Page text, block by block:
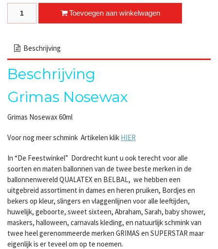
Grimas Nosewax quantityToevoegen aan winkelwagen
Beschrijving
Beschrijving
Grimas Nosewax
Grimas Nosewax 60ml
Voor nog meer schmink Artikelen klik HIER
In “De Feestwinkel” Dordrecht kunt u ook terecht voor alle
soorten en maten ballonnen van de twee beste merken in de
ballonnenwereld QUALATEX en BELBAL, we hebben een
uitgebreid assortiment in dames en heren pruiken, Bordjes en
bekers op kleur, slingers en vlaggenlijnen voor alle leeftijden,
huwelijk, geboorte, sweet sixteen, Abraham, Sarah, baby shower,
maskers, halloween, carnavals kleding, en natuurlijk schmink van
twee heel gerenommeerde merken GRIMAS en SUPERSTAR maar
eigenlijk is er teveel om op te noemen.